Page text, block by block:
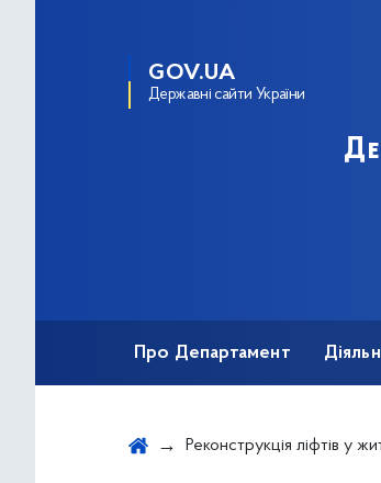
GOV.UA
Державні сайти України
Про Департамент
Реконструкція ліфтів у житловому будинку за адресою: просп. Георгія